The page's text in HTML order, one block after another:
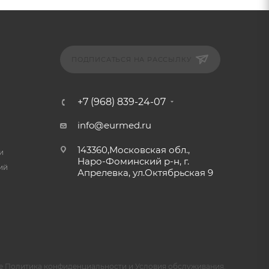
+7 (968) 839-24-07
info@eurmed.ru
143360,Московская обл.,
Наро-Фоминский р-н, г.
Апрелевка, ул.Октябрьская 9
Политика конфиденциальности и Условия обслуживания